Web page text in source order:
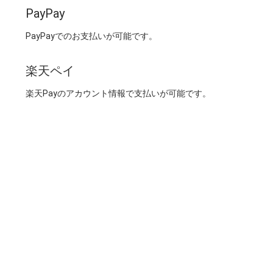
PayPay
PayPayでのお支払いが可能です。
楽天ペイ
楽天Payのアカウント情報で支払いが可能です。